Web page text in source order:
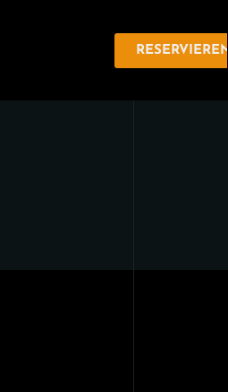
RESERVIEREN